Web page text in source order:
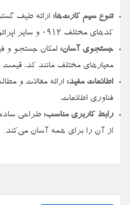
تنوع سیم کارت‌ها: ارائه طیف
کدهای مختلف ۰۹۱۲ و سایر اپراتورها.
جستجوی آسان: امکان جستجو و
معیارهای مختلف مانند کد، قیمت
اطلاعات مفید: ارائه مقالات و
فناوری اطلاعات.
رابط کاربری مناسب: طراحی ساده
از آن را برای همه آسان می‌کند.